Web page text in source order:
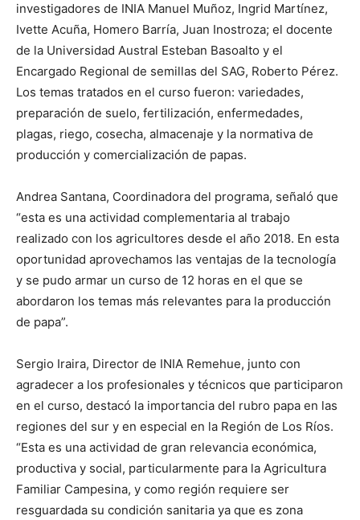
investigadores de INIA Manuel Muñoz, Ingrid Martínez,
Ivette Acuña, Homero Barría, Juan Inostroza; el docente
de la Universidad Austral Esteban Basoalto y el
Encargado Regional de semillas del SAG, Roberto Pérez.
Los temas tratados en el curso fueron: variedades,
preparación de suelo, fertilización, enfermedades,
plagas, riego, cosecha, almacenaje y la normativa de
producción y comercialización de papas.
Andrea Santana, Coordinadora del programa, señaló que
“esta es una actividad complementaria al trabajo
realizado con los agricultores desde el año 2018. En esta
oportunidad aprovechamos las ventajas de la tecnología
y se pudo armar un curso de 12 horas en el que se
abordaron los temas más relevantes para la producción
de papa”.
Sergio Iraira, Director de INIA Remehue, junto con
agradecer a los profesionales y técnicos que participaron
en el curso, destacó la importancia del rubro papa en las
regiones del sur y en especial en la Región de Los Ríos.
“Esta es una actividad de gran relevancia económica,
productiva y social, particularmente para la Agricultura
Familiar Campesina, y como región requiere ser
resguardada su condición sanitaria ya que es zona